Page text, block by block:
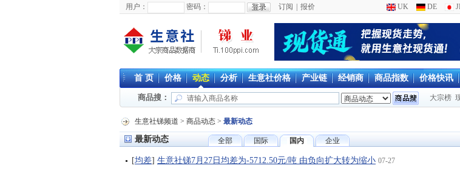
用户： 密码： 订阅 报价 UK DE
首 页 价格 动态 分析 生意社价格 产业链 经销商 商品指数 价格快讯
商品搜： 大宗榜
生意社锑频道 > 商品动态 > 最新动态
最新动态 全部 国际 国内 企业
[均差] 生意社锑7月27日均差为-5712.50元/吨 由负向扩大转为缩小 07-27